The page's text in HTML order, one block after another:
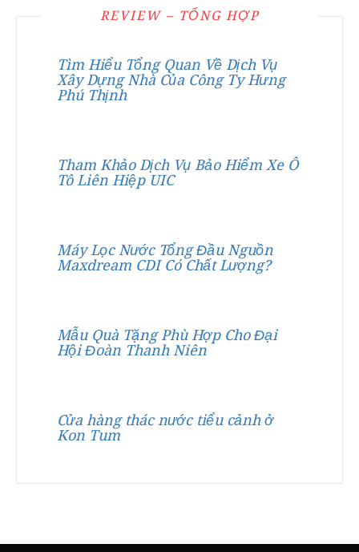
REVIEW – TỔNG HỢP
Tìm Hiểu Tổng Quan Về Dịch Vụ
Xây Dựng Nhà Của Công Ty Hưng
Phú Thịnh
Tham Khảo Dịch Vụ Bảo Hiểm Xe Ô
Tô Liên Hiệp UIC
Máy Lọc Nước Tổng Đầu Nguồn
Maxdream CDI Có Chất Lượng?
Mẫu Quà Tặng Phù Hợp Cho Đại
Hội Đoàn Thanh Niên
Cửa hàng thác nước tiểu cảnh ở
Kon Tum